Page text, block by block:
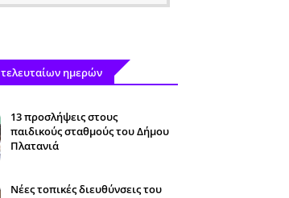
ημερών
13 προσλήψεις στους
παιδικούς σταθμούς του Δήμου
Πλατανιά
Νέες τοπικές διευθύνσεις του